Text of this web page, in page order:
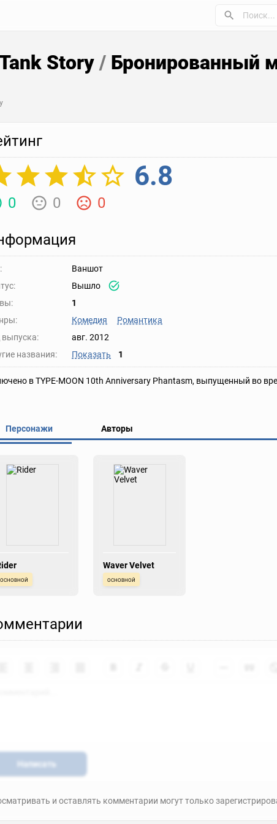
Story / Бронированный
6.8
0 0 0
Ваншот
Вышло
1
Комедия
Романтика
выпуска:
авг. 2012
названия:
Показать 1
в TYPE-MOON 10th Anniversary Phantasm, выпущенный во
Персонажи Авторы
основной
Waver Velvet
основной
Написать
и оставлять комментарии могут только